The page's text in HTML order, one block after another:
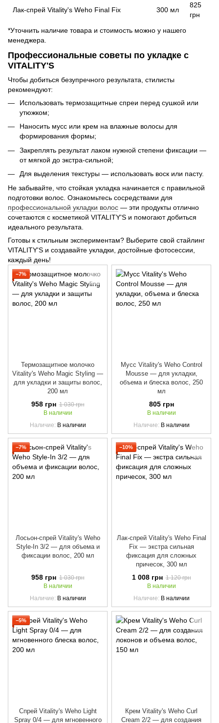
Лак-спрей Vitality's Weho Final Fix 300 мл
825
грн
*Уточнить наличие товара и стоимость можно у нашего
менеджера.
Профессиональные советы по укладке с
VITALITY'S
Чтобы добиться безупречного результата, стилисты
рекомендуют:
Использовать термозащитные спреи перед сушкой или
утюжком;
Наносить мусс или крем на влажные волосы для
формирования формы;
Закреплять результат лаком нужной степени фиксации —
от мягкой до экстра-сильной;
Для выделения текстуры — использовать воск или пасту.
Не забывайте, что стойкая укладка начинается с правильной
подготовки волос. Ознакомьтесь сосредствами для
профессиональной укладки волос — эти продукты отлично
сочетаются с косметикой VITALITY'S и помогают добиться
идеального результата.
Готовы к стильным экспериментам? Выберите свой стайлинг
VITALITY'S и создавайте укладки, достойные фотосессии,
каждый день!
−7%
Термозащитное молочко
Vitality's Weho Magic Styling —
для укладки и защиты волос,
200 мл
958 грн 1 030 грн
В наличии
Наличие В наличии
Мусс Vitality's Weho Control
Mousse — для укладки,
объема и блеска волос, 250
мл
805 грн
В наличии
Наличие В наличии
−7%
Лосьон-спрей Vitality's Weho
Style-In 3/2 — для объема и
фиксации волос, 200 мл
958 грн 1 030 грн
В наличии
Наличие В наличии
−10%
Лак-спрей Vitality's Weho Final
Fix — экстра сильная
фиксация для сложных
причесок, 300 мл
1 008 грн 1 120 грн
В наличии
Наличие В наличии
−5%
Спрей Vitality's Weho Light
Spray 0/4 — для мгновенного
Крем Vitality's Weho Curl
Cream 2/2 — для создания